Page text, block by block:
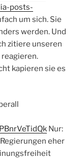
posts-
um sich. Sie
werden. Und
zitiere unseren
kapieren sie es
Nur:
eher